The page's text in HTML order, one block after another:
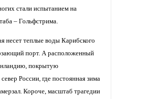
стали испытанием на
– Гольфстрима.
несет теплые воды Карибского
порт. А расположенный
покрытую
России, где постоянная зима
Короче, масштаб трагедии